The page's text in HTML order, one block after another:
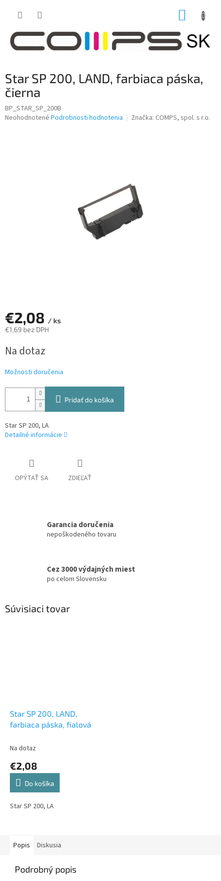
Star SP 200, LAND, farbiaca páska,
čierna
BP_STAR_SP_200B
Priemerné
Neohodnotené Podrobnosti hodnotenia Značka: COMPS, spol. s r.o.
€2,08 / ks
€1,69 bez DPH
cena:
Na dotaz
Možnosti doručenia
Pridať do košíka
Star SP 200, LA
Detailné informácie
OPÝTAŤ SA ZDIEĽAŤ
Garancia doručenia
nepoškodeného tovaru
Cez 3000 výdajných miest
po celom Slovensku
Súvisiaci tovar
Star SP 200, LAND,
farbiaca páska, fialová
Na dotaz
€2,08
Do košíka
Star SP 200, LA
Popis Diskusia
Podrobný popis